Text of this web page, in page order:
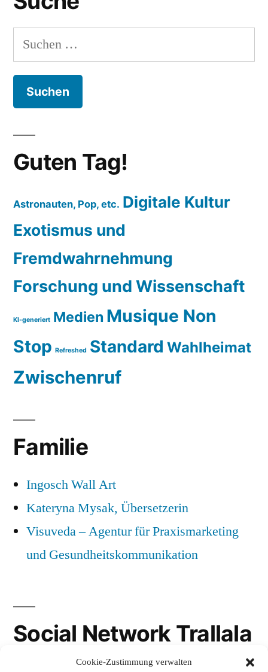
Cookie-Zustimmung verwalten
Suchen
nach:
Guten Tag!
Astronauten, Pop, etc. Digitale Kultur
Exotismus und
Fremdwahrnehmung
Forschung und Wissenschaft
KI-generiert Medien Musique Non
Stop Refreshed Standard Wahlheimat
Zwischenruf
Familie
Ingosch Wall Art
Kateryna Mysak, Übersetzerin
Visuveda – Agentur für Praxismarketing
und Gesundheitskommunikation
Social Network Trallala